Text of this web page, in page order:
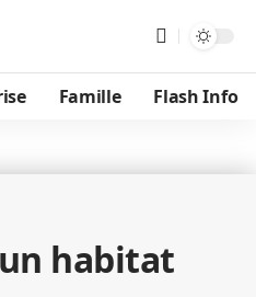
Famille Flash Info
habitat